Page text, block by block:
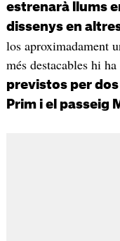
estrenarà llums
dissenys en
los aproximadament
més destacables hi ha
previstos per
Prim i el passeig